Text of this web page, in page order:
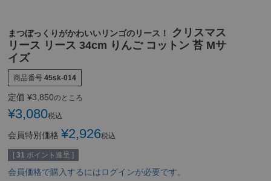
まつぼっくりがかわいいリンゴのリース！
クリスマス
リース リース 34cm りんご コットン 苔 Mサ
イズ
商品番号 45sk-014
定価 ¥3,850のところ
¥3,080税込
会員特別価格 ¥2,926税込
[ 31 ポイント進呈 ]
会員価格で購入するにはログインが必要です。